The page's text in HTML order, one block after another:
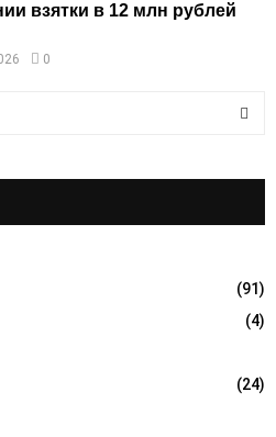
взятки в 12 млн рублей
0
R
C
H
(91)
(4)
(24)